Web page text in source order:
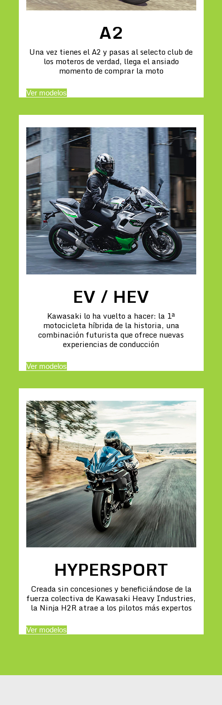
A2
Una vez tienes el A2 y pasas al selecto club de
los moteros de verdad, llega el ansiado
momento de comprar la moto
Ver modelos
EV / HEV
Kawasaki lo ha vuelto a hacer: la 1ª
motocicleta híbrida de la historia, una
combinación futurista que ofrece nuevas
experiencias de conducción
Ver modelos
HYPERSPORT
Creada sin concesiones y beneficiándose de la
fuerza colectiva de Kawasaki Heavy Industries,
la Ninja H2R atrae a los pilotos más expertos
Ver modelos